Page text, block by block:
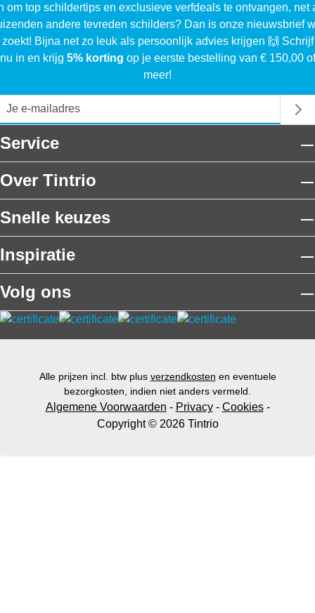
om top schildertips en exclusieve verfdeals te ontvangen, net
andere tevreden schilders? Dan is onze nieuwsbrief
Bijna net zo leuk als persoonlijk advies krijgen 🙌
nu in en krijg 5% korting op je eerste bestelling van € 150,00 of
meer!
Service
Over Tintrio
Snelle keuzes
Inspiratie
Volg ons
Alle prijzen incl. btw plus verzendkosten en eventuele
bezorgkosten, indien niet anders vermeld.
Algemene Voorwaarden - Privacy- Cookies-
Copyright © 2026 Tintrio